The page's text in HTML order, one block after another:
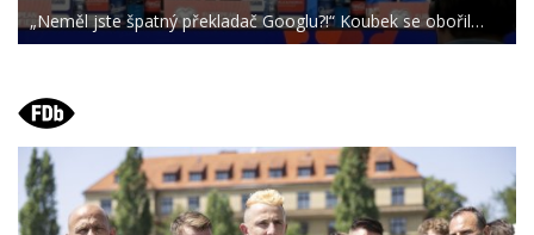
„Neměl jste špatný překladač Googlu?!“ Koubek se obořil…